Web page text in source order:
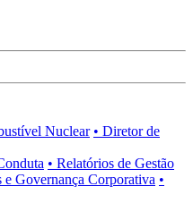
Nuclear • Diretor de
• Relatórios de Gestão
e Governança Corporativa •